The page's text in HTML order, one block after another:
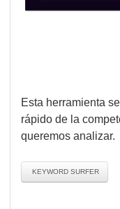
Esta herramienta
rápido de la
queremos analizar.
KEYWORD SURFER